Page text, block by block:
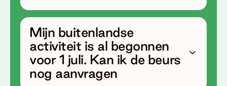
Mijn buitenlandse
activiteit is al begonnen
voor 1 juli. Kan ik de beurs
nog aanvragen